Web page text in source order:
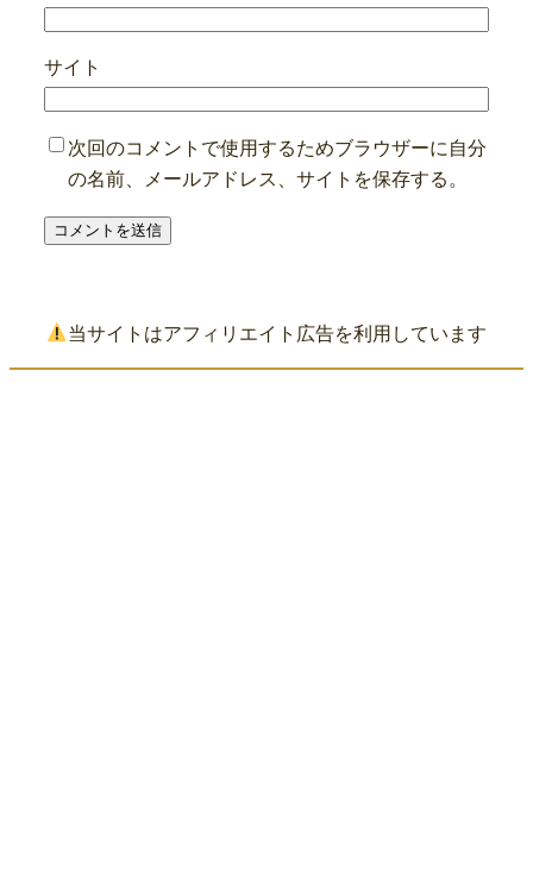
サイト
次回のコメントで使用するためブラウザーに自分
の名前、メールアドレス、サイトを保存する。
当サイトはアフィリエイト広告を利用しています